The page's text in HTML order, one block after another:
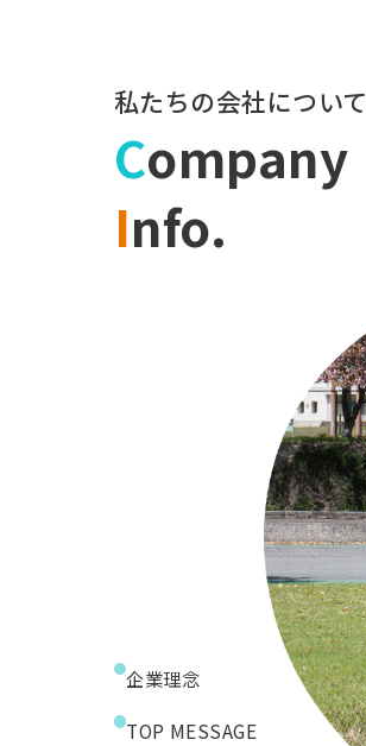
私たちの会社について
Company
Info.
企業理念
TOP MESSAGE